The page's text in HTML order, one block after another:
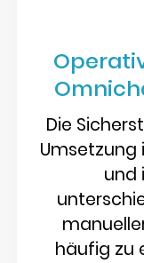
Die
Umsetzung
und
häufig zu